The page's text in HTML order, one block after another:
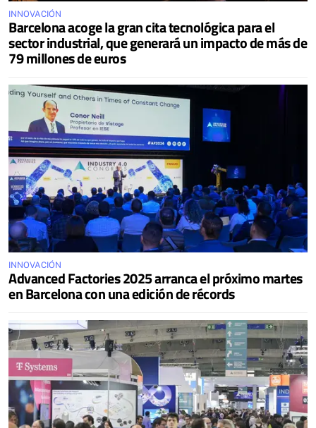
INNOVACIÓN
Barcelona acoge la gran cita tecnológica para el
sector industrial, que generará un impacto de más de
79 millones de euros
INNOVACIÓN
Advanced Factories 2025 arranca el próximo martes
en Barcelona con una edición de récords